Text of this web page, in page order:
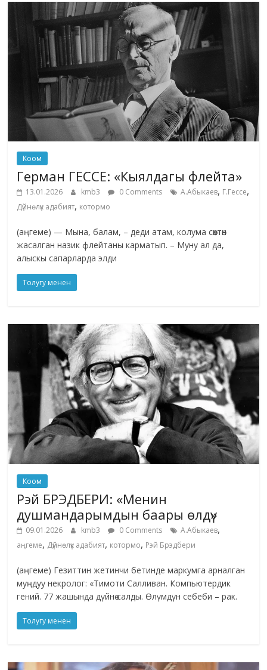
Коом
Герман ГЕССЕ: «Кыялдагы флейта»
13.01.2026 kmb3 0 Comments А.Абыкаев, Г.Гессе,
Дүйнөлүк адабият, котормо
(аңгеме) — Мына, балам, – деди атам, колума сөөктөн
жасалган назик флейтаны карматып. – Муну ал да,
алыскы сапарларда элди
Толугу менен
Коом
Рэй БРЭДБЕРИ: «Менин
душмандарымдын баары өлдү»
09.01.2026 kmb3 0 Comments А.Абыкаев,
аңгеме, Дүйнөлүк адабият, котормо, Рэй Брэдбери
(аңгеме) Гезиттин жетинчи бетинде маркумга арналган
муңдуу некролог: «Тимоти Салливан. Компьютердик
гений. 77 жашында дүйнө салды. Өлүмдүн себеби – рак.
Толугу менен